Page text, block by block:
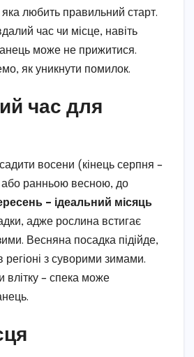
любить правильний старт.
час чи місце, навіть
може не прижитися.
як уникнути помилок.
час для
восени (кінець серпня –
або ранньою весною, до
– ідеальний місяць
адже рослина встигає
Весняна посадка підійде,
з суворими зимами.
влітку – спека може